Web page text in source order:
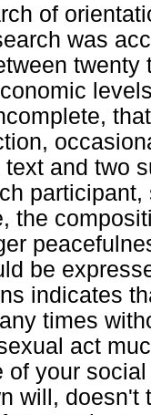
of
was
and two
the
be
indicates
times
act
of your
will,